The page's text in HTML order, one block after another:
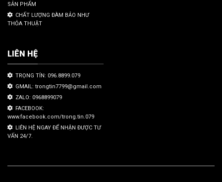
SẢN PHẨM
CHẤT LƯỢNG ĐÀM BẢO NHƯ
THỎA THUẬT
LIÊN HỆ
TRỌNG TÍN: 096.8899.079
GMAIL: trongtin7799@gmail.com
ZALO: 0968899079
FACEBOOK:
www.facebook.com/trong.tin.079
LIÊN HỆ NGAY ĐỂ NHẬN ĐƯỢC TƯ
VẤN 24/7.